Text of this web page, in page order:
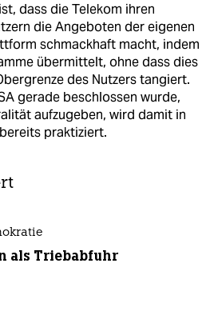
dass die Telekom ihren
die Angeboten der eigenen
schmackhaft macht, indem
übermittelt, ohne dass dies
des Nutzers tangiert.
gerade beschlossen wurde,
aufzugeben, wird damit in
praktiziert.
als Triebabfuhr